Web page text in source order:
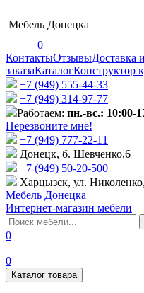
Мебель Донецка
0
КонтактыОтзывыДоставка
заказаКаталогКонструктор
+7 (949) 555-44-33
+7 (949) 314-97-77
Работаем: пн.-вс.: 10:00-
Перезвоните мне!
+7 (‎949) 777-22-11
Донецк, б. Шевченко,6
+7 (949) 50-20-500
Харцызск, ул.
Мебель Донецка
Интернет-магазин мебели
0
0
Каталог товара